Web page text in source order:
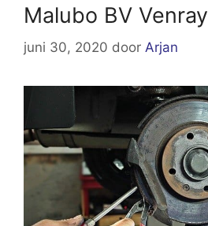
Malubo BV Venray
juni 30, 2020 door Arjan